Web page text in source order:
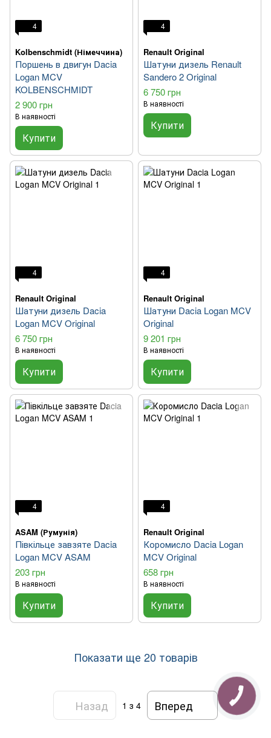
4
Kolbenschmidt (Німеччина)
Поршень в двигун Dacia
Logan MCV
KOLBENSCHMIDT
2 900 грн
В наявності
Купити
4
Renault Original
Шатуни дизель Renault
Sandero 2 Original
6 750 грн
В наявності
Купити
4
Renault Original
Шатуни дизель Dacia
Logan MCV Original
6 750 грн
В наявності
Купити
4
Renault Original
Шатуни Dacia Logan MCV
Original
9 201 грн
В наявності
Купити
4
ASAM (Румунія)
Півкільце завзяте Dacia
Logan MCV ASAM
203 грн
В наявності
Купити
4
Renault Original
Коромисло Dacia Logan
MCV Original
658 грн
В наявності
Купити
Показати ще 20 товарів
Назад 1 з 4 Вперед